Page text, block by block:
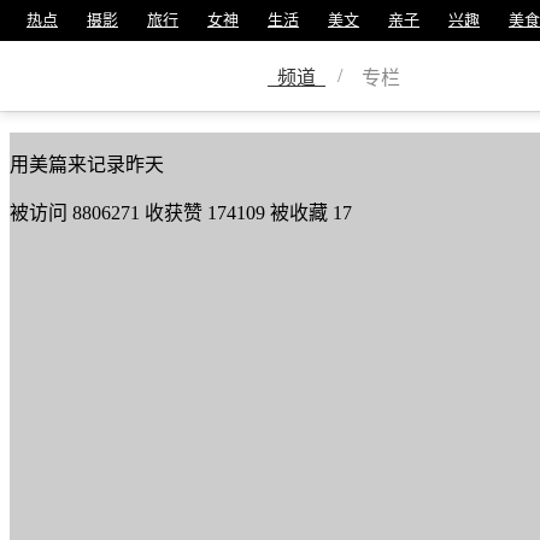
热点 摄影 旅行 女神 生活 美文 亲子 兴趣 美食
频道 / 专栏
美篇号4115576
用美篇来记录昨天
被访问 8806271 收获赞 174109 被收藏 17